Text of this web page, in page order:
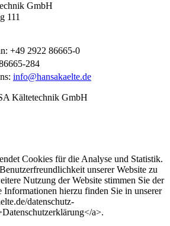
GmbH
111
+49 2922 86665-0
284
info@hansakaelte.de
Kältetechnik GmbH
Cookies für die Analyse und Statistik.
unserer Website zu
Nutzung der Website stimmen Sie der
Informationen hierzu finden Sie in unserer
datenschutz-
a>.